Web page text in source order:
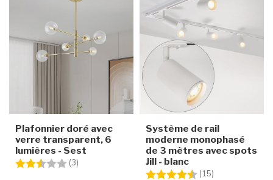
Plafonnier doré avec
verre transparent, 6
lumières - Sest
Note:
(3)
Système de rail
moderne monophasé
de 3 mètres avec spots
Jill - blanc
Note:
(15)